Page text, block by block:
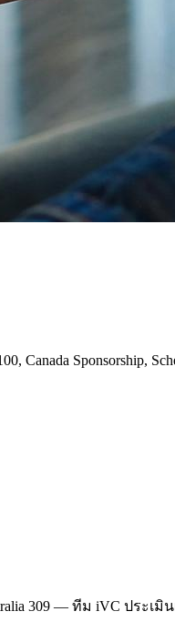
Sponsorship,
309 — ทีม iVC ประเ